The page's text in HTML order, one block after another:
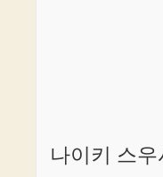
나이키 스